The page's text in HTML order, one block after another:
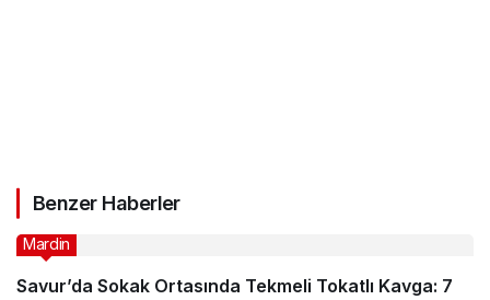
Benzer Haberler
Savur’da Sokak Ortasında Tekmeli Tokatlı Kavga: 7
Mardin